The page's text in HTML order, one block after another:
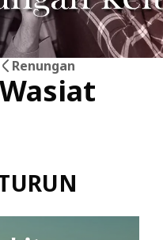
Renungan
Wasiat